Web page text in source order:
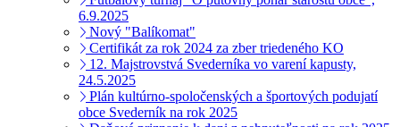
6.9.2025
Nový "Balíkomat"
Certifikát za rok 2024 za zber triedeného KO
12. Majstrovstvá Svederníka vo varení kapusty,
24.5.2025
Plán kultúrno-spoločenských a športových podujatí
obce Svederník na rok 2025